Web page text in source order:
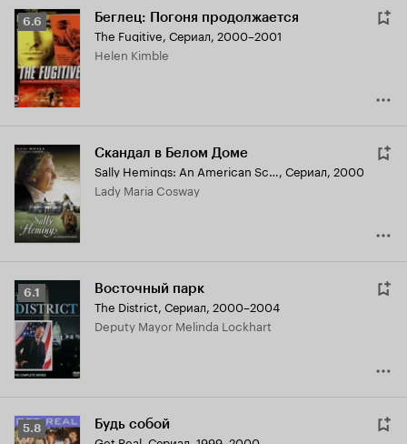
Рейтинг
Кинопоиска
6.6
6.6 Беглец: Погоня продолжается
The Fugitive, Сериал, 2000–2001
Helen Kimble
Скандал в Белом Доме
Sally Hemings: An American Scandal, Сериал, 2000
Lady Maria Cosway
Рейтинг
Кинопоиска
6.1
6.1 Восточный парк
The District, Сериал, 2000–2004
Deputy Mayor Melinda Lockhart
Рейтинг
5.8 Будь собой